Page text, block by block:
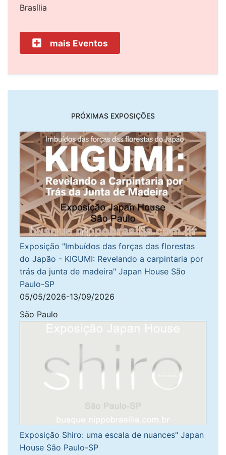
Brasília
mais Eventos
PRÓXIMAS EXPOSIÇÕES
Exposição "Imbuídos das forças das florestas
do Japão - KIGUMI: Revelando a carpintaria por
trás da junta de madeira" Japan House São
Paulo-SP
05/05/2026-13/09/2026
São Paulo
Exposição Shiro: uma escala de nuances" Japan
House São Paulo-SP